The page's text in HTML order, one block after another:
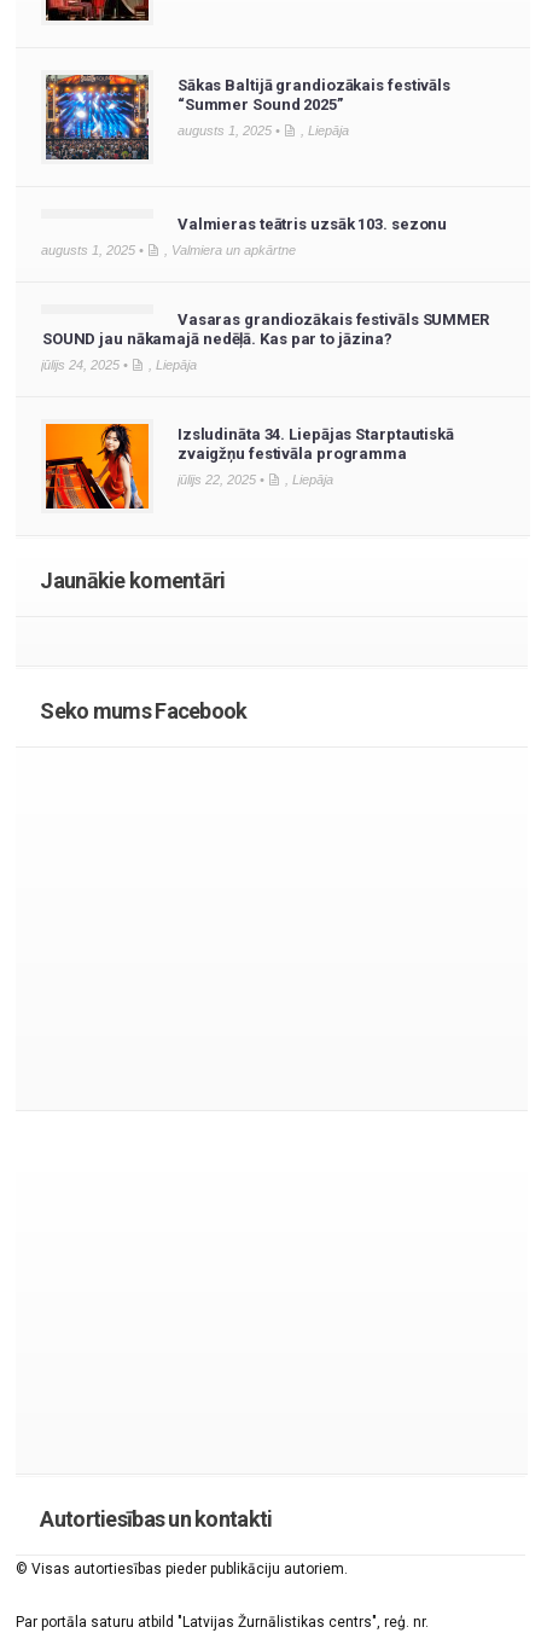
Sākas Baltijā grandiozākais festivāls
“Summer Sound 2025”
augusts 1, 2025 • Liepāja
Valmieras teātris uzsāk 103. sezonu
augusts 1, 2025 • Valmiera un apkārtne
Vasaras grandiozākais festivāls SUMMER
SOUND jau nākamajā nedēļā. Kas par to jāzina?
jūlijs 24, 2025 • Liepāja
Izsludināta 34. Liepājas Starptautiskā
zvaigžņu festivāla programma
jūlijs 22, 2025 • Liepāja
Jaunākie komentāri
Seko mums Facebook
Autortiesības un kontakti
© Visas autortiesības pieder publikāciju autoriem.
Par portāla saturu atbild "Latvijas Žurnālistikas centrs", reģ. nr.